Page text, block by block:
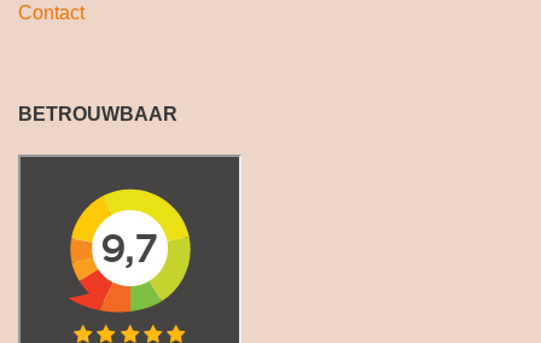
Contact
BETROUWBAAR